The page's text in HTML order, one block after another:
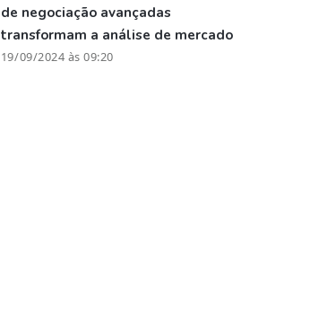
de negociação avançadas
transformam a análise de mercado
19/09/2024 às 09:20